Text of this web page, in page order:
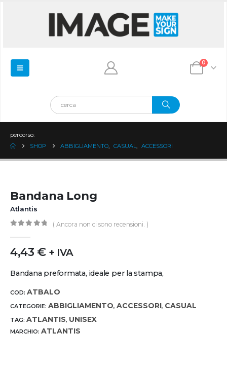
0
percorso:
SHOP
ABBIGLIAMENTO CASUAL ACCESSORI
Bandana Long
Atlantis
( Ancora non ci sono recensioni. )
4,43 € + IVA
Bandana preformata, ideale per la stampa,
COD: ATBALO
CATEGORIE: ABBIGLIAMENTO, ACCESSORI, CASUAL
TAG: ATLANTIS, UNISEX
MARCHIO: ATLANTIS